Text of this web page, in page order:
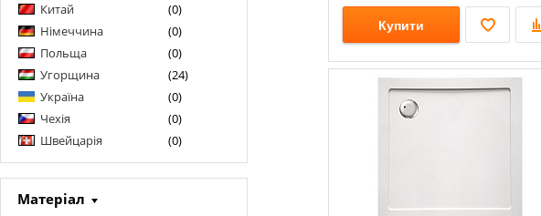
REA
ROCA (1)
VOLLE(20)
WAVE GLASS
WESTON
Китай
(0)
Німеччина
(0)
Польща
(0)
Угорщина
(24)
Україна
(0)
Чехія
(0)
Швейцарія
(0)
Матеріал
Купити